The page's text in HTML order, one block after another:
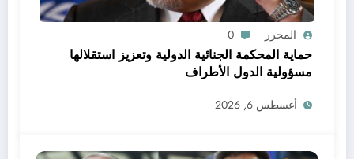
المحرر 0
حماية المحكمة الجنائية الدولية وتعزيز استقلالها
مسؤولية الدول الأطراف
أغسطس 6, 2026